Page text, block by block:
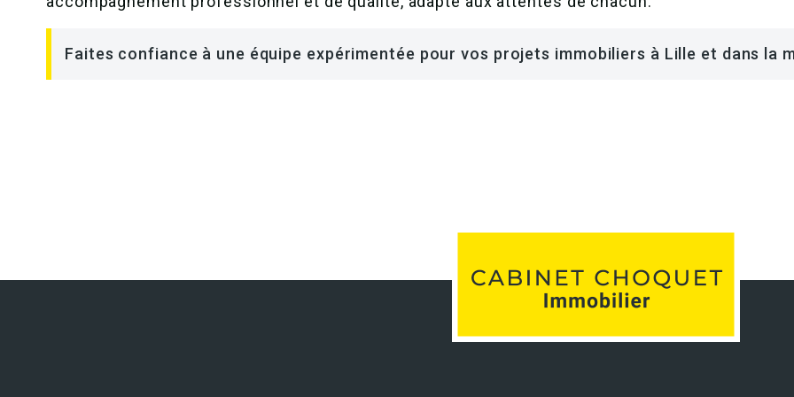
Faites confiance à une équipe expérimentée pour vos projets immobiliers à Lille et dans la